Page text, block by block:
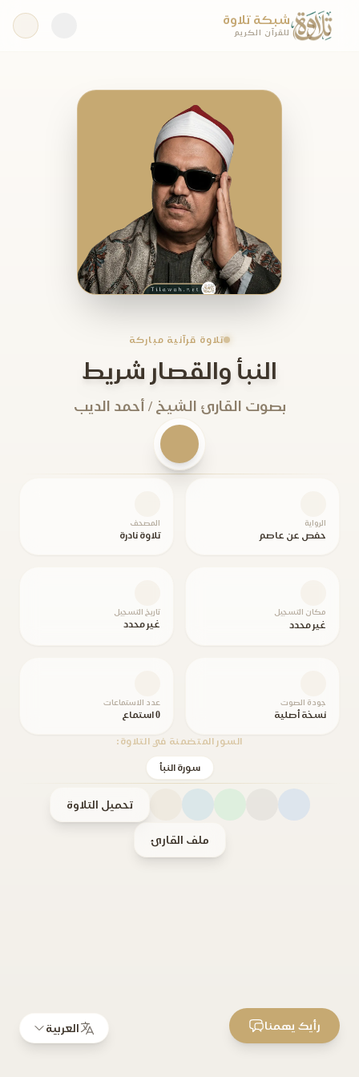
شبكة تلاوة
للقرآن الكريم
تلاوة قرآنية مباركة
النبأ والقصار شريط
بصوت القارئ الشيخ / أحمد الديب
الرواية
حفص عن عاصم
المصحف
تلاوة نادرة
مكان التسجيل
غير محدد
تاريخ التسجيل
غير محدد
جودة الصوت
نسخة أصلية
عدد الاستماعات
0 استماع
السور المتضمنة في التلاوة:
سورة النبأ
تحميل التلاوة
ملف القارئ
العربية رأيك يهمنا